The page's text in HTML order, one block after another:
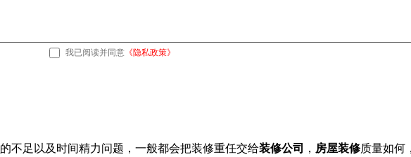
我已阅读并同意 《隐私政策》
的不足以及时间精力问题，一般都会把装修重任交给装修公司 ， 房屋装修质量如何